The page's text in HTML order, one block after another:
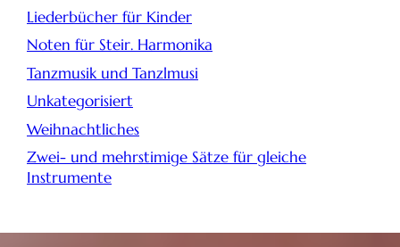
Liederbücher für Kinder
Noten für Steir. Harmonika
Tanzmusik und Tanzlmusi
Unkategorisiert
Weihnachtliches
Zwei- und mehrstimige Sätze für gleiche
Instrumente